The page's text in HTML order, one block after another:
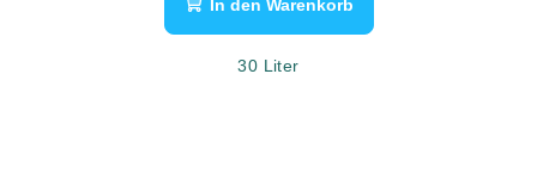
In den Warenkorb
30 Liter